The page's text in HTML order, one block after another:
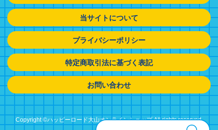
当サイトについて
プライバシーポリシー
特定商取引法に基づく表記
お問い合わせ
Copyright ©ハッピーロード大山オンラインショップ All rights reserved.